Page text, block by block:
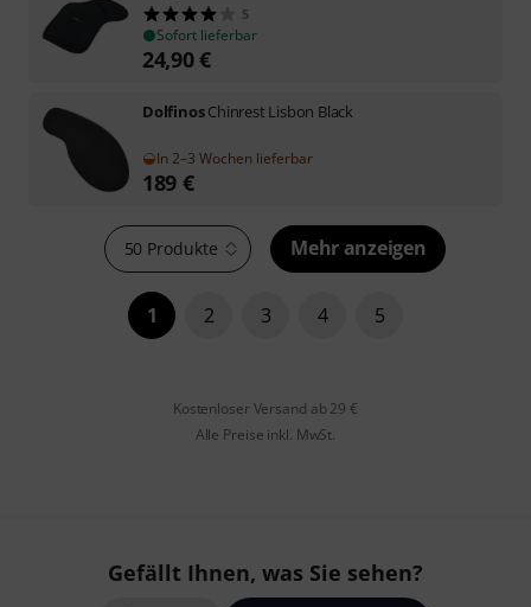
5
Sofort lieferbar
24,90€
DolfinosChinrest Lisbon Black
In 2–3 Wochen lieferbar
189 €
50 Produkte Mehr anzeigen
1 2 3 4 5
Kostenloser Versand ab 29 €
Alle Preise inkl. MwSt.
Gefällt Ihnen, was Sie sehen?